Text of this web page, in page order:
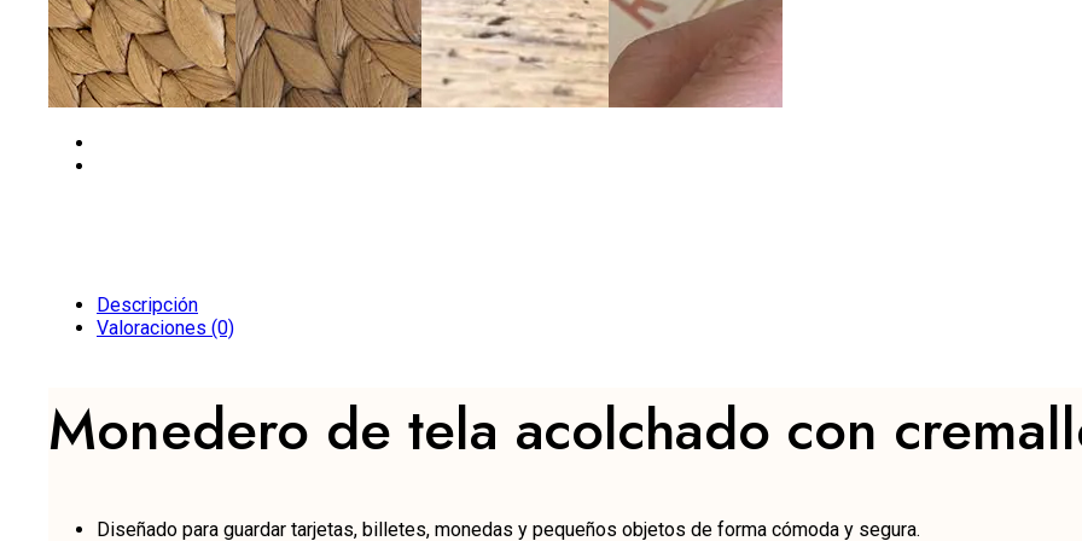
Descripción
Valoraciones (0)
Monedero de tela acolchado con
Diseñado para guardar tarjetas, billetes, monedas y pequeños objetos de forma cómoda y segura.